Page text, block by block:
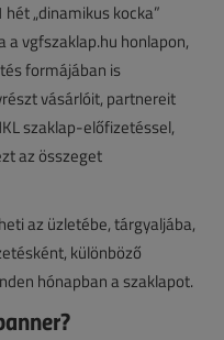
„dinamikus kocka”
vgfszaklap.hu honlapon,
formájában is
vásárlóit, partnereit
szaklap-előfizetéssel,
az összeget
az üzletébe, tárgyaljába,
különböző
hónapban a szaklapot.